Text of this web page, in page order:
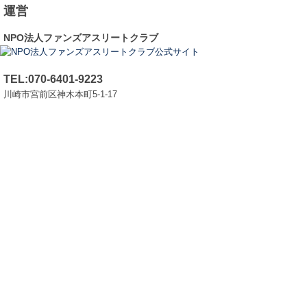
運営
NPO法人ファンズアスリートクラブ
TEL:070-6401-9223
川崎市宮前区神木本町5-1-17